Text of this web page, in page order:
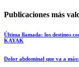
Publicaciones más
Última llamada: los destinos
KAYAK
Dolor abdominal que va a